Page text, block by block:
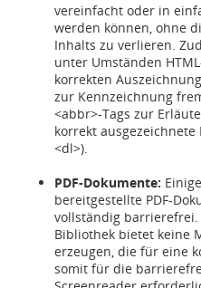
vereinfacht oder in
werden können, ohne
Inhalts zu verlieren.
unter Umständen
korrekten
zur Kennzeichnung
<abbr>-Tags zur
korrekt ausgezeichnete
<dl>).
PDF-Dokumente:
bereitgestellte PDF-
vollständig barrierefrei.
Bibliothek bietet keine
erzeugen, die für eine
somit für die